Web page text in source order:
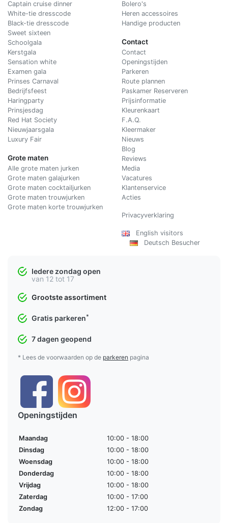
Captain cruise dinner
White-tie dresscode
Black-tie dresscode
Sweet sixteen
Schoolgala
Kerstgala
Sensation white
Examen gala
Prinses Carnaval
Bedrijfsfeest
Haringparty
Prinsjesdag
Red Hat Society
Nieuwjaarsgala
Luxury Fair
Grote maten
Alle grote maten jurken
Grote maten galajurken
Grote maten cocktailjurken
Grote maten trouwjurken
Grote maten korte trouwjurken
Bolero's
Heren accessoires
Handige producten
Contact
Contact
Openingstijden
Parkeren
Route plannen
Paskamer Reserveren
Prijsinformatie
Kleurenkaart
F.A.Q.
Kleermaker
Nieuws
Blog
Reviews
Media
Vacatures
Klantenservice
Acties
Privacyverklaring
English visitors
Deutsch Besucher
Iedere zondag open
van 12 tot 17
Grootste assortiment
Gratis parkeren*
7 dagen geopend
* Lees de voorwaarden op de parkeren pagina
Openingstijden
Maandag
10:00 - 18:00
Dinsdag
10:00 - 18:00
Woensdag
10:00 - 18:00
Donderdag
10:00 - 18:00
Vrijdag
10:00 - 18:00
Zaterdag
10:00 - 17:00
Zondag
12:00 - 17:00